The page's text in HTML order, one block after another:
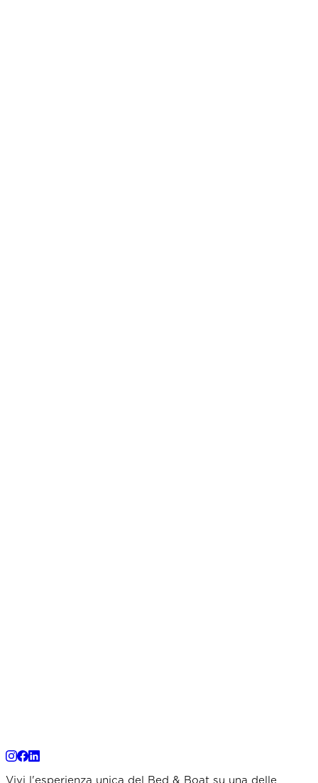
Vivi l'esperienza unica del Bed & Boat su una delle